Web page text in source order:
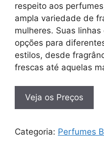
respeito aos
ampla variedade de
mulheres. Suas
opções para
estilos, desde
frescas até aquelas
Veja os Preços
Categoria: Perfumes